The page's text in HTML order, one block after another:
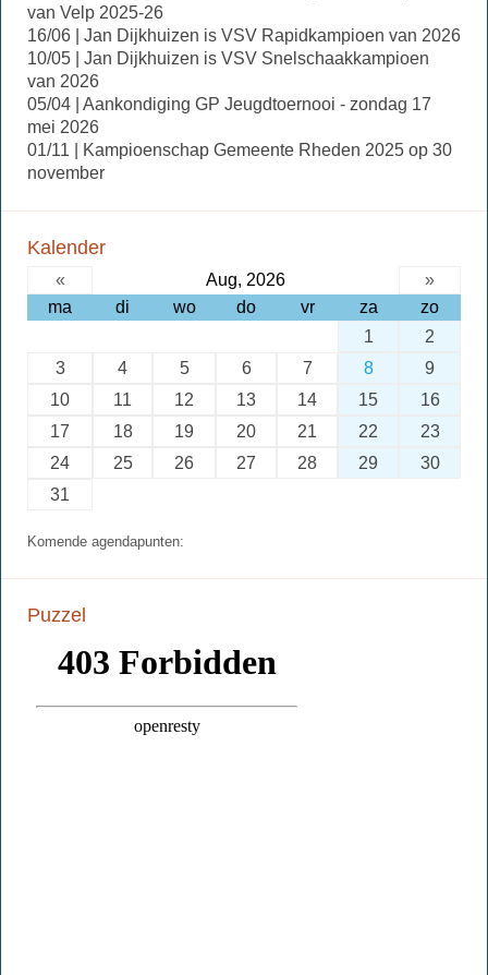
van Velp 2025-26
16/06 | Jan Dijkhuizen is VSV Rapidkampioen van 2026
10/05 | Jan Dijkhuizen is VSV Snelschaakkampioen
van 2026
05/04 | Aankondiging GP Jeugdtoernooi - zondag 17
mei 2026
01/11 | Kampioenschap Gemeente Rheden 2025 op 30
november
Kalender
« Aug, 2026
»
ma
di wo do vr za
zo
1
2
3
4 5 6 7 8
9
10
11 12 13 14 15
16
17
18 19 20 21 22
23
24
25 26 27 28 29
30
31
Komende agendapunten:
Puzzel